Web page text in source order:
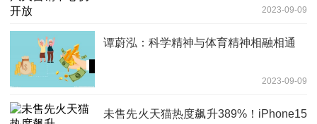
2023-09-09
谭蔚泓：科学精神与体育精神相融相通
2023-09-09
未售先火天猫热度飙升389%！iPhone15